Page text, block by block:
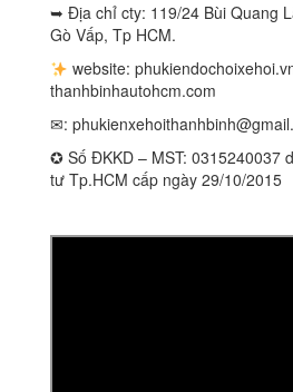
➥ Địa chỉ cty: 119/24 Bùi Quang
Gò Vấp, Tp HCM.
website:
thanhbinhautohcm.com
✉:
✪ Số ĐKKD – MST: 0315240037
tư Tp.HCM cấp ngày 29/10/2015